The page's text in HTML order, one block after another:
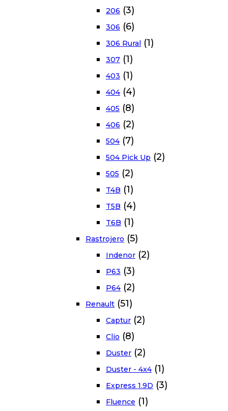
206 (3)
306 (6)
306 Rural (1)
307 (1)
403 (1)
404 (4)
405 (8)
406 (2)
504 (7)
504 Pick Up (2)
505 (2)
T4B (1)
T5B (4)
T6B (1)
Rastrojero (5)
Indenor (2)
P63 (3)
P64 (2)
Renault (51)
Captur (2)
Clio (8)
Duster (2)
Duster - 4x4 (1)
Express 1.9D (3)
Fluence (1)